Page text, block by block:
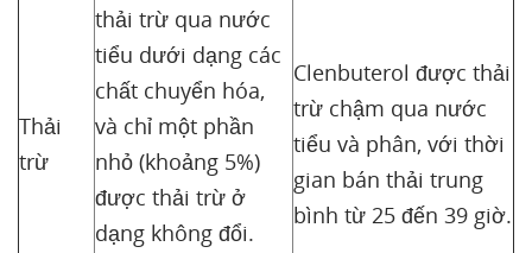
Thải
trừ
thải trừ qua nước
tiểu dưới dạng các
chất chuyển hóa,
và chỉ một phần
nhỏ (khoảng 5%)
được thải trừ ở
dạng không đổi.
Clenbuterol được thải
trừ chậm qua nước
tiểu và phân, với thời
gian bán thải trung
bình từ 25 đến 39 giờ.